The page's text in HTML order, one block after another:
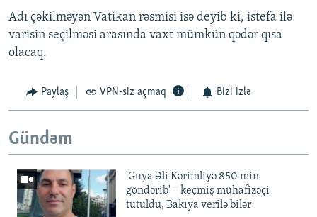
Adı çəkilməyən Vatikan rəsmisi isə deyib ki, istefa ilə
varisin seçilməsi arasında vaxt mümkün qədər qısa
olacaq.
Paylaş VPN-siz açmaq Bizi izlə
Gündəm
'Guya Əli Kərimliyə 850 min
göndərib' – keçmiş mühafizəçi
tutuldu, Bakıya verilə bilər